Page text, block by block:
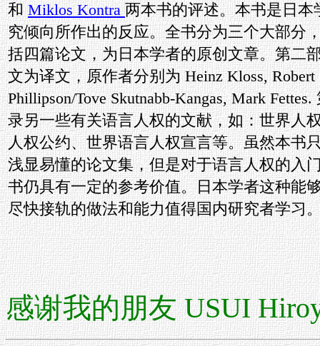
和 Miklos Kontra两本书的评述。本书是日本
究倾向所作出的反应。全书分为三个大部分
括四篇论文，为日本学者的原创文章。第二
文为译文，原作者分别为 Heinz Kloss, Robert
Phillipson/Tove Skutnabb-Kangas, Mark
录另一些有关语言人权的文献，如：世界人
人权公约、世界语言人权宣言等。虽然本书
浅显易懂的论文集，但是对于语言人权的入
书仍具有一定的参考价值。日本学者这种能
尽快接轨的做法和能力值得国内研究者学习
感谢我的朋友USUI